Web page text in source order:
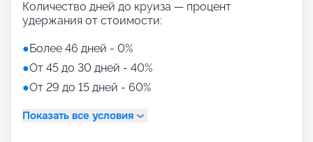
Количество дней до круиза — процент
удержания от стоимости:
●Более 46 дней - 0%
●От 45 до 30 дней - 40%
●От 29 до 15 дней - 60%
Показать все условия